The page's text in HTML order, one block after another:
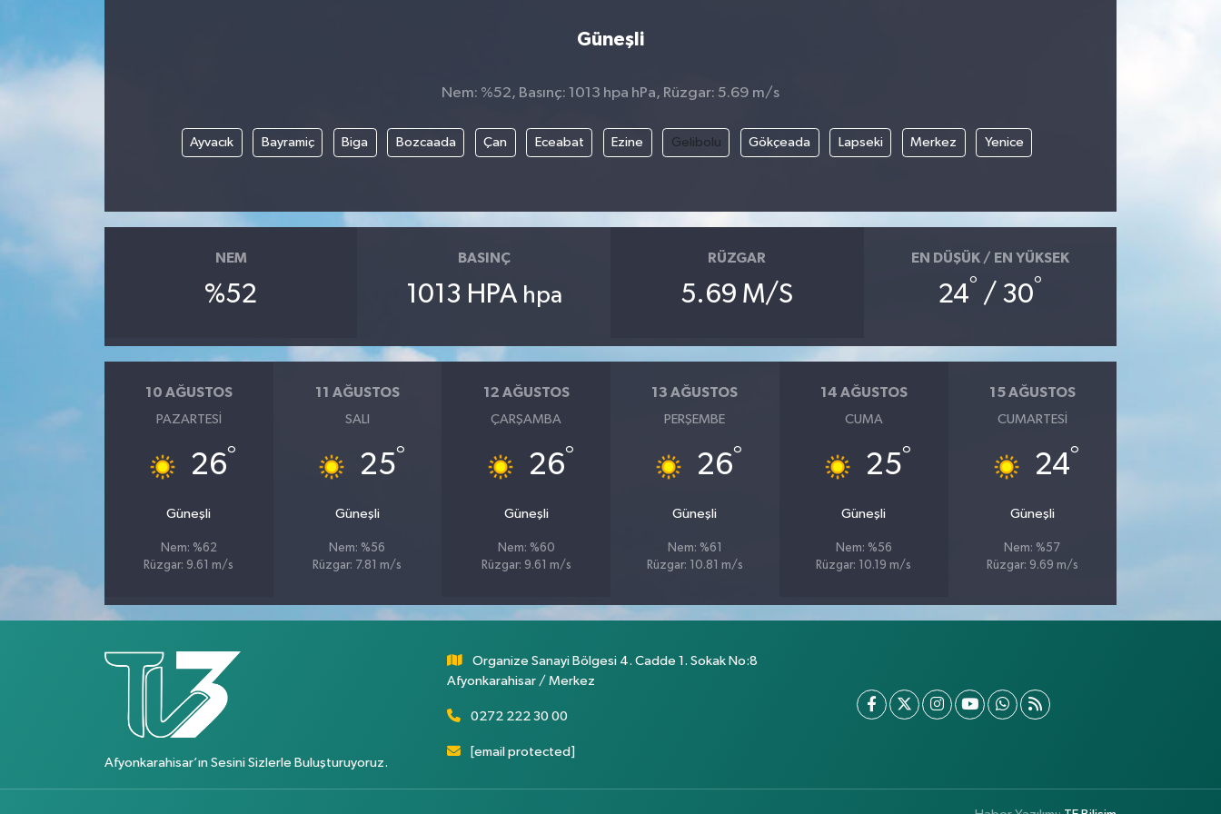
Güneşli
Nem: %52, Basınç: 1013 hpa hPa, Rüzgar: 5.69 m/s
Ayvacık Bayramiç Biga Bozcaada Çan Eceabat Ezine Gelibolu Gökçeada Lapseki Merkez Yenice
NEM
%52
BASINÇ
1013 HPA hpa
RÜZGAR
5.69 M/S
EN DÜŞÜK / EN YÜKSEK
24° / 30°
10 AĞUSTOS
PAZARTESI
26°
Güneşli
Nem: %62
Rüzgar: 9.61 m/s
11 AĞUSTOS
SALI
25°
Güneşli
Nem: %56
Rüzgar: 7.81 m/s
12 AĞUSTOS
ÇARŞAMBA
26°
Güneşli
Nem: %60
Rüzgar: 9.61 m/s
13 AĞUSTOS
PERŞEMBE
26°
Güneşli
Nem: %61
Rüzgar: 10.81 m/s
14 AĞUSTOS
CUMA
25°
Güneşli
Nem: %56
Rüzgar: 10.19 m/s
15 AĞUSTOS
CUMARTESI
24°
Güneşli
Nem: %57
Rüzgar: 9.69 m/s
Afyonkarahisar’ın Sesini Sizlerle Buluşturuyoruz.
Organize Sanayi Bölgesi 4. Cadde 1. Sokak No:8
Afyonkarahisar / Merkez
0272 222 30 00
[email protected]